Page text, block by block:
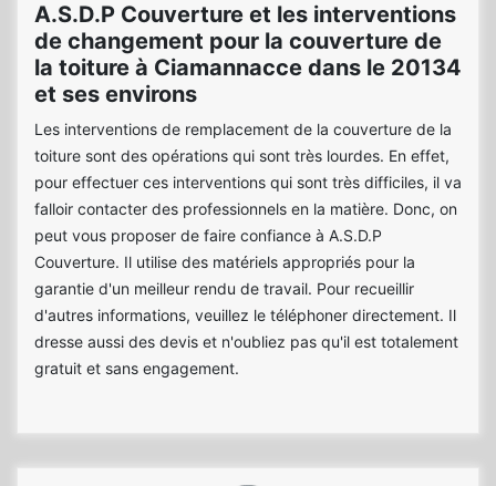
A.S.D.P Couverture et les interventions
de changement pour la couverture de
la toiture à Ciamannacce dans le 20134
et ses environs
Les interventions de remplacement de la couverture de la
toiture sont des opérations qui sont très lourdes. En effet,
pour effectuer ces interventions qui sont très difficiles, il va
falloir contacter des professionnels en la matière. Donc, on
peut vous proposer de faire confiance à A.S.D.P
Couverture. Il utilise des matériels appropriés pour la
garantie d'un meilleur rendu de travail. Pour recueillir
d'autres informations, veuillez le téléphoner directement. Il
dresse aussi des devis et n'oubliez pas qu'il est totalement
gratuit et sans engagement.